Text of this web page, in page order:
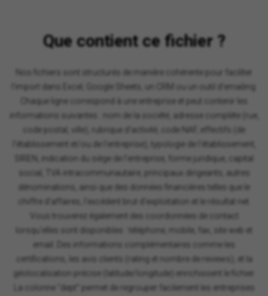
Que contient ce fichier ?
Nos fichiers sont structurés de manière cohérente pour faciliter
l'import dans Excel, Google Sheets, un CRM ou un outil d'emailing.
Chaque ligne correspond à une entreprise et peut contenir les
informations suivantes : nom de la société, adresse complète (rue,
code postal, ville), rubrique d'activité, code NAF, effectifs (de
l'établissement et/ou de l'entreprise), typologie de l'établissement,
SIREN, indication du siège de l'entreprise, forme juridique, capital
social, TVA intracommunautaire, principaux dirigeants, autres
dénominations, ainsi que des données financières telles que le
chiffre d'affaires, l'excédent brut d'exploitation et le résultat net.
Vous trouverez également des coordonnées de contact
lorsqu'elles sont disponibles : téléphone, mobile, fax, site web et
email. Des informations complémentaires comme les
certifications, les avis clients (rating et nombre de reviews), et la
géolocalisation précise (latitude/longitude) enrichissent le fichier.
La colonne "dept" permet de regrouper facilement les entreprises